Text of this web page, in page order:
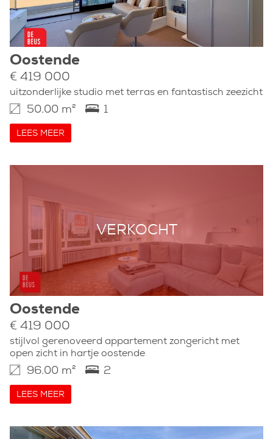
Oostende
€ 419 000
uitzonderlijke studio met terras en fantastisch zeezicht
50.00 m² 1
LEES MEER
VERKOCHT
Oostende
€ 419 000
stijlvol gerenoveerd appartement zongericht met
open zicht in hartje oostende
96.00 m² 2
LEES MEER